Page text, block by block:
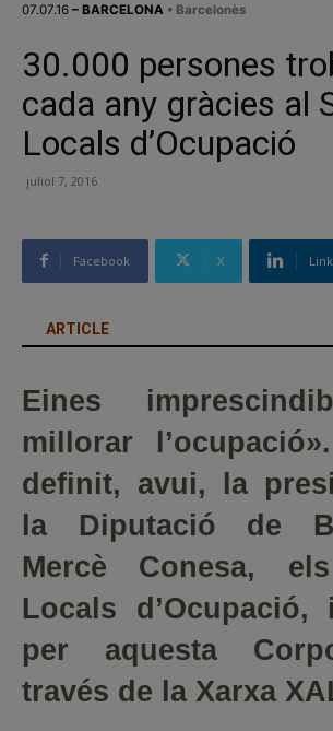
07.07.16 – BARCELONA • Barcelonès
30.000 persones
cada any gràcies al
Locals d’Ocupació
juliol 7, 2016
Facebook X
ARTICLE
Eines
millorar
definit, avui, la
la Diputació de
Mercè Conesa,
Locals d’Ocupació,
per aquesta
través de la Xarxa